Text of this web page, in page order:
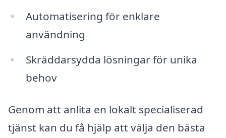
Automatisering för enklare
användning
Skräddarsydda lösningar för unika
behov
Genom att anlita en lokalt specialiserad
tjänst kan du få hjälp att välja den bästa